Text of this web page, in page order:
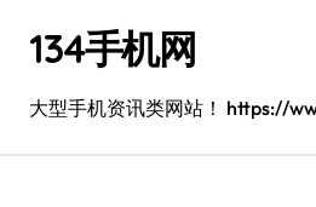
134手机网
大型手机资讯类网站！ https://